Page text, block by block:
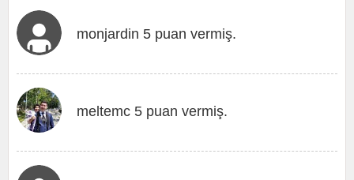
monjardin 5 puan vermiş.
meltemc 5 puan vermiş.